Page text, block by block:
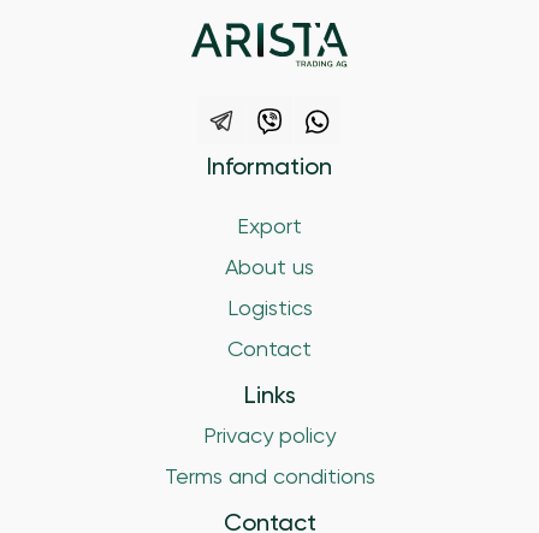
Information
Export
About us
Logistics
Contact
Links
Privacy policy
Terms and conditions
Contact